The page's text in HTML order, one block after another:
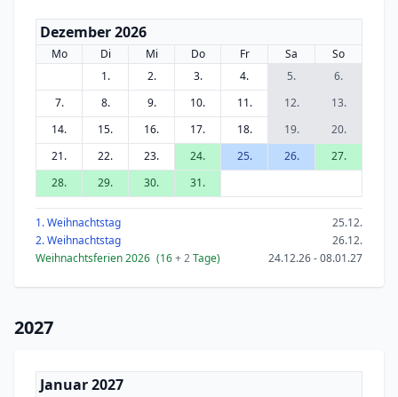
Dezember 2026
Mo Di Mi Do Fr Sa
So
1.
2. 3. 4. 5.
6.
7.
8. 9. 10. 11. 12.
13.
14.
15. 16. 17. 18. 19.
20.
21.
22. 23. 24. 25. 26.
27.
28.
29. 30. 31.
1. Weihnachtstag
25.12.
2. Weihnachtstag
26.12.
Weihnachtsferien 2026 (16+ 2Tage) 24.12.26 - 08.01.27
2027
Januar 2027